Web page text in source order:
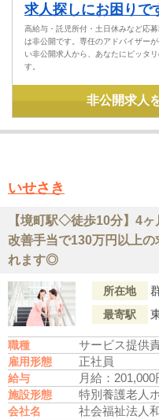
求人探しにお困りで
高給与・託児所付・土日休みなど応
は非公開です。専任のアドバイザー
い非公開求人から、あなたにピッタ
す。
非公開求人
いせさき
【境町駅◇徒歩10分】4
改善手当で130万円以上
れます◎
所在地
最寄駅
職種 サービス提供
雇用形態 正社員
給与 月給：201,000
施設形態 特別養護老人
会社名 社会福祉法人